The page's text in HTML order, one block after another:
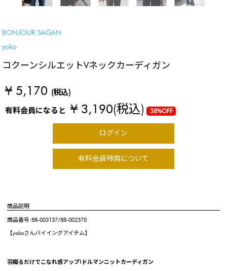
BONJOUR SAGAN
yoko
コクーンシルエットVネックカーディガン
¥ 5,170 (税込)
有料会員になると¥ 3,190(税込) 38%OFF
ログイン
有料会員特典について
商品説明
商品番号:88-003137/88-002370
【yokoさんバイイングアイテム】
羽織るだけでこなれ感アップ!ドルマンニットカーディガン